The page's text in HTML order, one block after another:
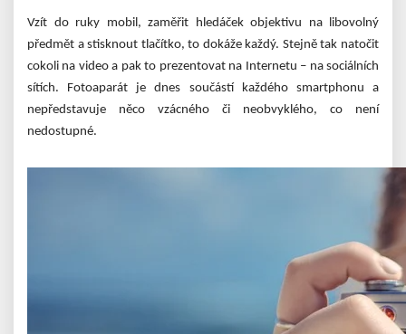
Vzít do ruky mobil, zaměřit hledáček objektivu na libovolný
předmět a stisknout tlačítko, to dokáže každý. Stejně tak natočit
cokoli na video a pak to prezentovat na Internetu – na sociálních
sítích. Fotoaparát je dnes součástí každého smartphonu a
nepředstavuje něco vzácného či neobvyklého, co není
nedostupné.